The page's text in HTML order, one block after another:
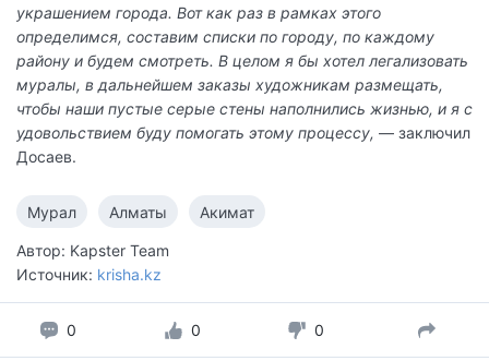
украшением города. Вот как раз в рамках этого
определимся, составим списки по городу, по каждому
району и будем смотреть. В целом я бы хотел легализовать
муралы, в дальнейшем заказы художникам размещать,
чтобы наши пустые серые стены наполнились жизнью, и я с
удовольствием буду помогать этому процессу, — заключил
Досаев.
Мурал Алматы Акимат
Автор: Kapster Team
Источник: krisha.kz
0 0 0